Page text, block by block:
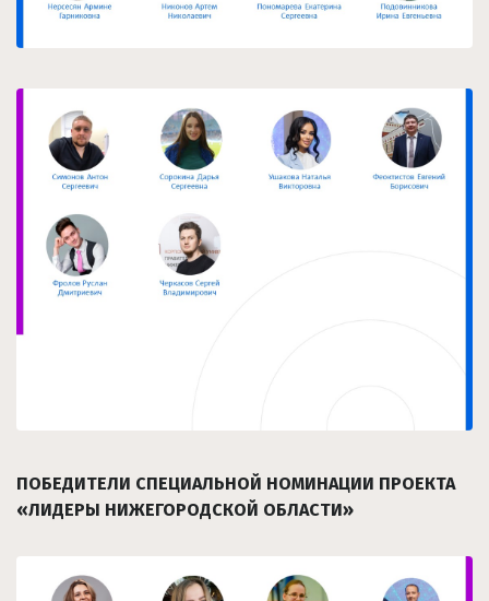
ПОБЕДИТЕЛИ СПЕЦИАЛЬНОЙ НОМИНАЦИИ ПРОЕКТА
«ЛИДЕРЫ НИЖЕГОРОДСКОЙ ОБЛАСТИ»